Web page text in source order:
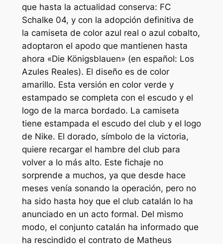
que hasta la actualidad conserva: FC
Schalke 04, y con la adopción definitiva de
la camiseta de color azul real o azul cobalto,
adoptaron el apodo que mantienen hasta
ahora «Die Königsblauen» (en español: Los
Azules Reales). El diseño es de color
amarillo. Esta versión en color verde y
estampado se completa con el escudo y el
logo de la marca bordado. La camiseta
tiene estampada el escudo del club y el logo
de Nike. El dorado, símbolo de la victoria,
quiere recargar el hambre del club para
volver a lo más alto. Este fichaje no
sorprende a muchos, ya que desde hace
meses venía sonando la operación, pero no
ha sido hasta hoy que el club catalán lo ha
anunciado en un acto formal. Del mismo
modo, el conjunto catalán ha informado que
ha rescindido el contrato de Matheus